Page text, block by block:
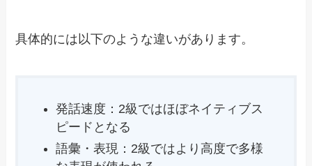
具体的には以下のような違いがあります。
発話速度：2級ではほぼネイティブス
ピードとなる
語彙・表現：2級ではより高度で多様